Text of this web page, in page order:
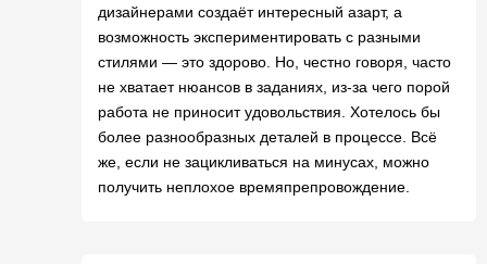
дизайнерами создаёт интересный азарт, а
возможность экспериментировать с разными
стилями — это здорово. Но, честно говоря, часто
не хватает нюансов в заданиях, из-за чего порой
работа не приносит удовольствия. Хотелось бы
более разнообразных деталей в процессе. Всё
же, если не зацикливаться на минусах, можно
получить неплохое времяпрепровождение.